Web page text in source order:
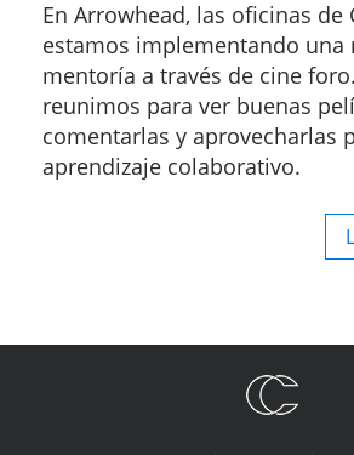
En Arrowhead, las oficinas de
estamos implementando una
mentoría a través de cine
reunimos para ver buenas
comentarlas y aprovecharlas
aprendizaje colaborativo.